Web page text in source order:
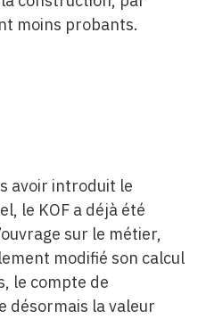
moins probants.
avoir introduit le
le KOF a déjà été
sur le métier,
modifié son calcul
le compte de
désormais la valeur